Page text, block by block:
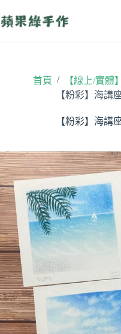
至
首頁 / 【線上/實體
【粉彩】海講
【粉彩】海講